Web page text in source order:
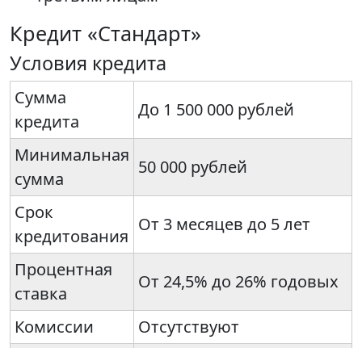
Кредит «Стандарт»
Условия кредита
Сумма
кредита
До 1 500 000 рублей
Минимальная
сумма
50 000 рублей
Срок
кредитования
От 3 месяцев до 5 лет
Процентная
ставка
От 24,5% до 26% годовых
Комиссии Отсутствуют